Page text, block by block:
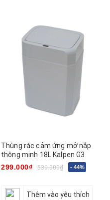
Thùng rác cảm ứng mở nắp
thông minh 18L Kalpen G3
299.000₫
530.000₫ - 44%
Thêm vào yêu thích